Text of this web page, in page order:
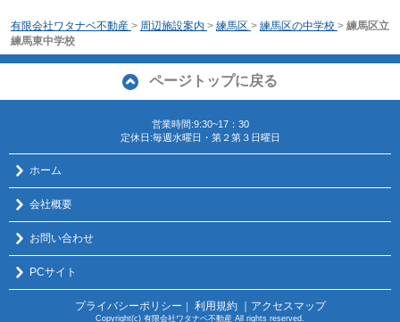
有限会社ワタナベ不動産 > 周辺施設案内 > 練馬区 > 練馬区の中学校 > 練馬区立
練馬東中学校
ページトップに戻る
営業時間:9:30~17：30
定休日:毎週水曜日・第２第３日曜日
ホーム
会社概要
お問い合わせ
PCサイト
プライバシーポリシー ｜ 利用規約 ｜アクセスマップ
Copyright(c) 有限会社ワタナベ不動産 All rights reserved.